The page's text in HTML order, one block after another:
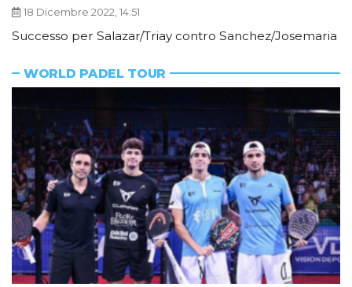
18 Dicembre 2022, 14:51
Successo per Salazar/Triay contro Sanchez/Josemaria
WORLD PADEL TOUR